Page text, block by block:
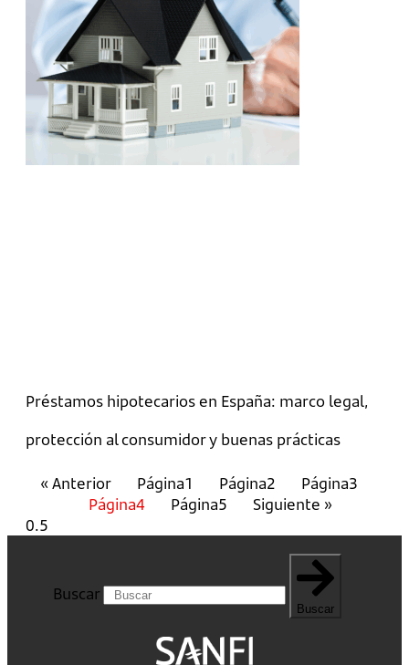
Préstamos hipotecarios en España: marco legal,
protección al consumidor y buenas prácticas
« Anterior Página1 Página2 Página3
Página4 Página5 Siguiente »
Buscar
Buscar